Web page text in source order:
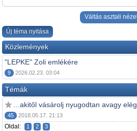
Váltás asztali
Új téma nyitása
Közlemények
"LEPKE" Zoli emlékére
9 2026.02.23. 03:04
Témák
...akitől vásárolj nyugodtan avagy
45 2018.05.17. 21:13
Oldal: 1 2 3